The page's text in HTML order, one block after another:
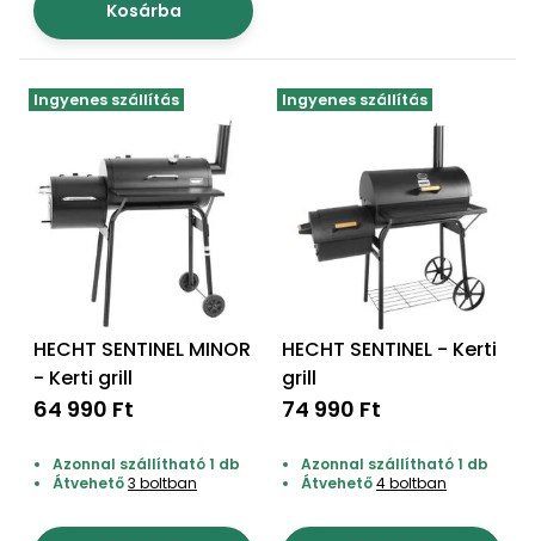
Kosárba
Ingyenes szállítás
HECHT SENTINEL MINOR
- Kerti grill
64 990 Ft
Azonnal szállítható 1 db
Átvehető3 boltban
Ingyenes szállítás
HECHT SENTINEL - Kerti
grill
74 990 Ft
Azonnal szállítható 1 db
Átvehető4 boltban